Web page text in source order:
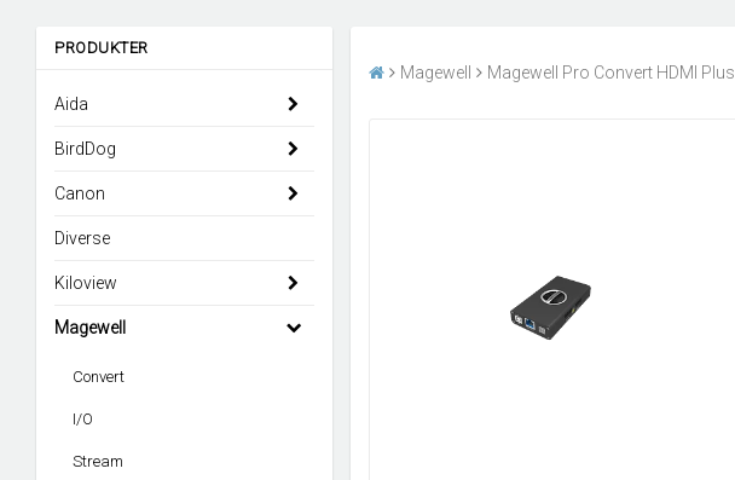
PRODUKTER
Aida
BirdDog
Canon
Diverse
Kiloview
Magewell
Convert
I/O
Stream
Magewell Magewell Pro Convert HDMI Plus